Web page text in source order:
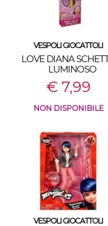
VESPOLI GIOCATTOLI
LOVE DIANA
LUMINOSO
€ 7,99
NON DISPONIBILE
VESPOLI GIOCATTOLI